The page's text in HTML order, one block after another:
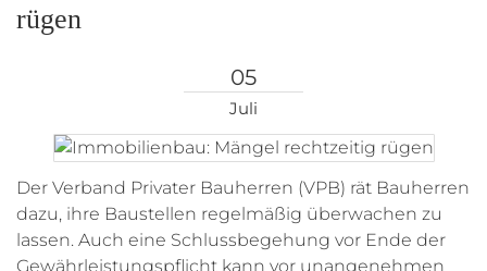
rügen
05
Juli
Der Verband Privater Bauherren (VPB) rät Bauherren
dazu, ihre Baustellen regelmäßig überwachen zu
lassen. Auch eine Schlussbegehung vor Ende der
Gewährleistungspflicht kann vor unangenehmen